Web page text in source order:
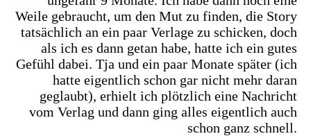
Weile gebraucht, um den Mut zu finden, die Story
tatsächlich an ein paar Verlage zu schicken, doch
als ich es dann getan habe, hatte ich ein gutes
Gefühl dabei. Tja und ein paar Monate später (ich
hatte eigentlich schon gar nicht mehr daran
geglaubt), erhielt ich plötzlich eine Nachricht
vom Verlag und dann ging alles eigentlich auch
schon ganz schnell.